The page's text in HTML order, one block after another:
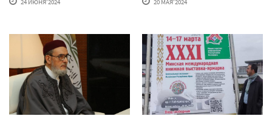
24 ИЮНЯ'2024 20 МАЯ'2024